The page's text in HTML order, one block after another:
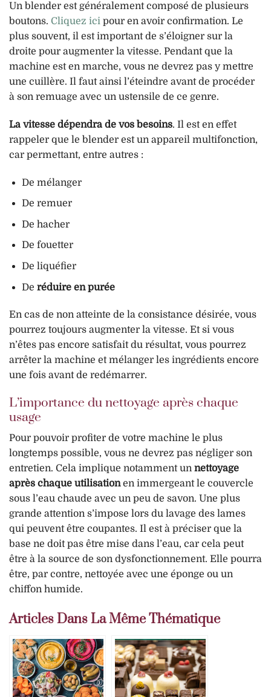
Un blender est généralement composé de plusieurs
boutons. Cliquez ici pour en avoir confirmation. Le
plus souvent, il est important de s’éloigner sur la
droite pour augmenter la vitesse. Pendant que la
machine est en marche, vous ne devrez pas y mettre
une cuillère. Il faut ainsi l’éteindre avant de procéder
à son remuage avec un ustensile de ce genre.
La vitesse dépendra de vos besoins. Il est en effet
rappeler que le blender est un appareil multifonction,
car permettant, entre autres :
De mélanger
De remuer
De hacher
De fouetter
De liquéfier
De réduire en purée
En cas de non atteinte de la consistance désirée, vous
pourrez toujours augmenter la vitesse. Et si vous
n’êtes pas encore satisfait du résultat, vous pourrez
arrêter la machine et mélanger les ingrédients encore
une fois avant de redémarrer.
L’importance du nettoyage après chaque
usage
Pour pouvoir profiter de votre machine le plus
longtemps possible, vous ne devrez pas négliger son
entretien. Cela implique notamment un nettoyage
après chaque utilisationen immergeant le couvercle
sous l’eau chaude avec un peu de savon. Une plus
grande attention s’impose lors du lavage des lames
qui peuvent être coupantes. Il est à préciser que la
base ne doit pas être mise dans l’eau, car cela peut
être à la source de son dysfonctionnement. Elle pourra
être, par contre, nettoyée avec une éponge ou un
chiffon humide.
Articles Dans La Même Thématique